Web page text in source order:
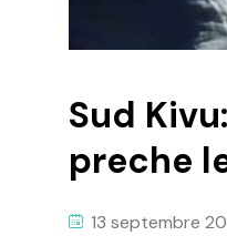
Sud
preche
13 septembre